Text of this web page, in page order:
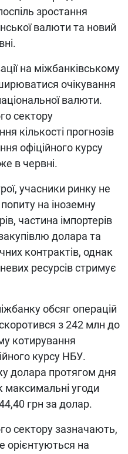
зростання
валюти та новий
на міжбанківському
очікування
валюти.
сектору
кількості прогнозів
офіційного курсу
в червні.
учасники ринку не
на іноземну
частина імпортерів
долара та
контрактів, однак
ресурсів стримує
обсяг операцій
з 242 млн до
котирування
курсу НБУ.
долара протягом дня
максимальні угоди
грн за долар.
сектору зазначають,
орієнтуються на